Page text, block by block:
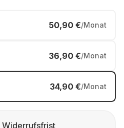
50,90 €/Monat
36,90 €/Monat
34,90 €/Monat
Widerrufsfrist